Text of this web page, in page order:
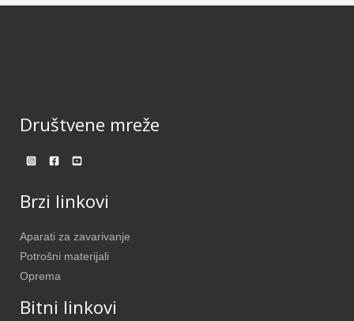
Društvene mreže
Brzi linkovi
Aparati za zavarivanje
Potrošni materijali
Oprema
Bitni linkovi